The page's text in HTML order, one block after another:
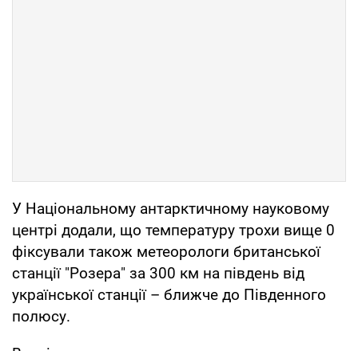
У Національному антарктичному науковому
центрі додали, що температуру трохи вище 0
фіксували також метеорологи британської
станції "Розера" за 300 км на південь від
української станції – ближче до Південного
полюсу.